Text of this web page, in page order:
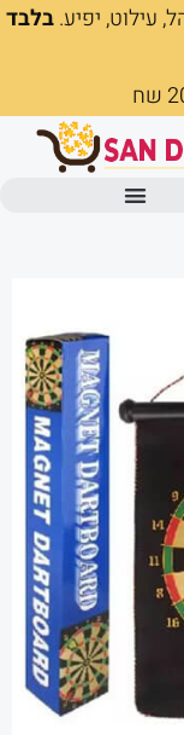
עילוט, יפיע.בלבד